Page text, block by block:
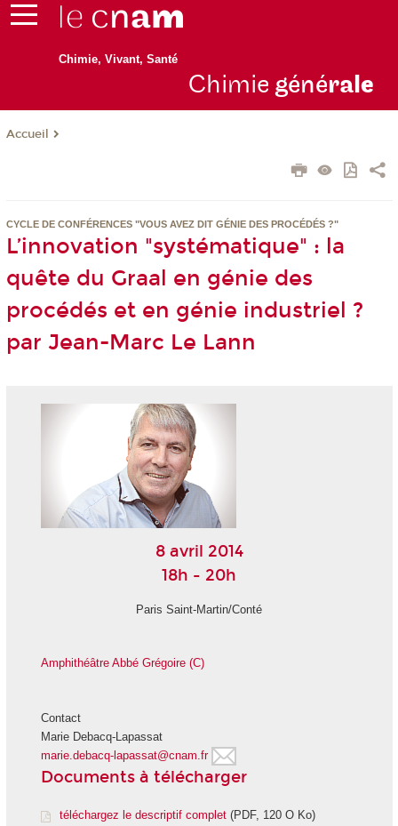
Chimie, Vivant, Santé
Chimie générale
Accueil
CYCLE DE CONFÉRENCES "VOUS AVEZ DIT GÉNIE DES PROCÉDÉS ?"
L’innovation "systématique" : la
quête du Graal en génie des
procédés et en génie industriel ?
par Jean-Marc Le Lann
8 avril 2014
18h - 20h
Paris Saint-Martin/Conté
Amphithéâtre Abbé Grégoire (C)
Contact
Marie Debacq-Lapassat
marie.debacq-lapassat@cnam.fr
Documents à télécharger
téléchargez le descriptif complet (PDF, 120 O Ko)